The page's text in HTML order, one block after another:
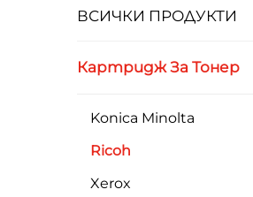
ВСИЧКИ ПРОДУКТИ
Картридж За Тонер
Konica Minolta
Ricoh
Xerox